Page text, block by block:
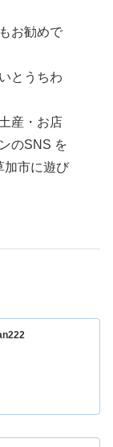
お勧めで
とうちわ
産・お店
のSNS を
加市に遊び